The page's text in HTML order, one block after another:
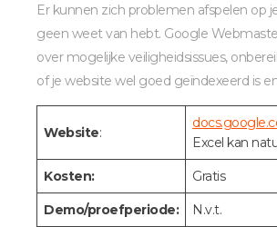
Er kunnen zich problemen afspelen op
geen weet van hebt. Google
over mogelijke veiligheidsissues,
of je website wel goed geïndexeerd is
Website:
Excel kan
Kosten: Gratis
Demo/proefperiode: N.v.t.